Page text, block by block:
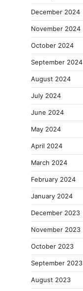
December 2024
November 2024
October 2024
September 2024
August 2024
July 2024
June 2024
May 2024
April 2024
March 2024
February 2024
January 2024
December 2023
November 2023
October 2023
September 2023
August 2023